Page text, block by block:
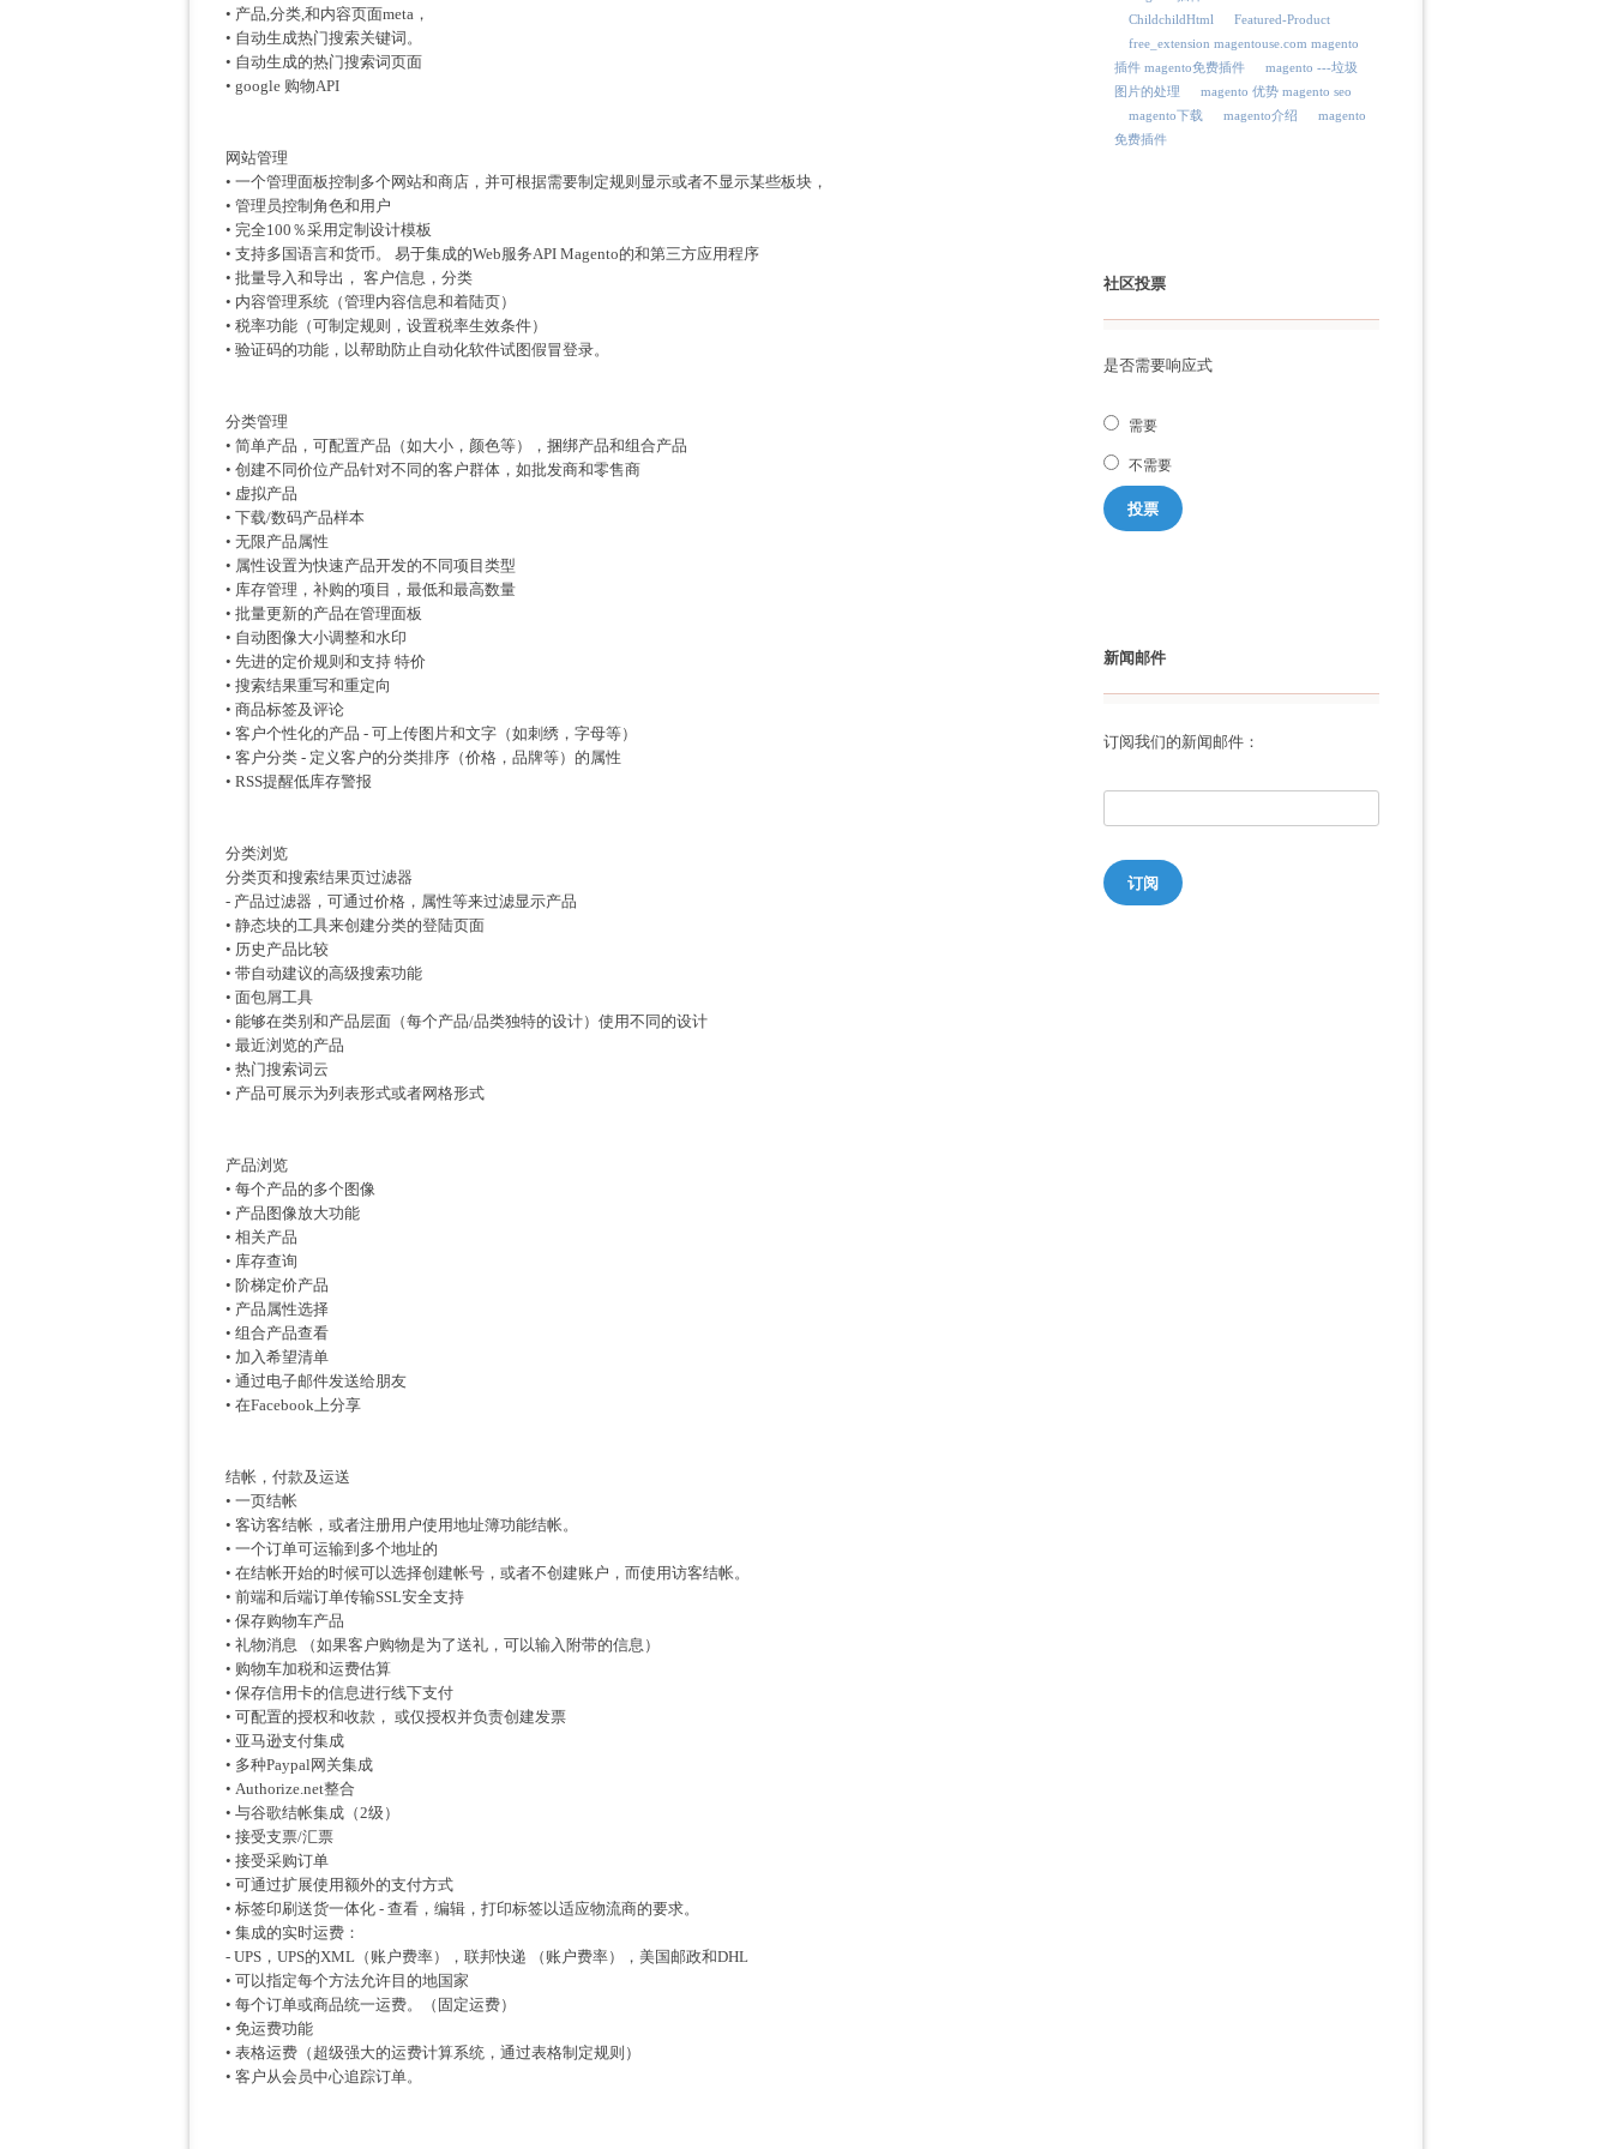
• 产品,分类,和内容页面meta，
• 自动生成热门搜索关键词。
• 自动生成的热门搜索词页面
• google 购物API
网站管理
• 一个管理面板控制多个网站和商店，并可根据需要制定规则显示或者不显示某些板块，
• 管理员控制角色和用户
• 完全100％采用定制设计模板
• 支持多国语言和货币。 易于集成的Web服务API Magento的和第三方应用程序
• 批量导入和导出， 客户信息，分类
• 内容管理系统（管理内容信息和着陆页）
• 税率功能（可制定规则，设置税率生效条件）
• 验证码的功能，以帮助防止自动化软件试图假冒登录。
分类管理
• 简单产品，可配置产品（如大小，颜色等），捆绑产品和组合产品
• 创建不同价位产品针对不同的客户群体，如批发商和零售商
• 虚拟产品
• 下载/数码产品样本
• 无限产品属性
• 属性设置为快速产品开发的不同项目类型
• 库存管理，补购的项目，最低和最高数量
• 批量更新的产品在管理面板
• 自动图像大小调整和水印
• 先进的定价规则和支持 特价
• 搜索结果重写和重定向
• 商品标签及评论
• 客户个性化的产品 - 可上传图片和文字（如刺绣，字母等）
• 客户分类 - 定义客户的分类排序（价格，品牌等）的属性
• RSS提醒低库存警报
分类浏览
分类页和搜索结果页过滤器
- 产品过滤器，可通过价格，属性等来过滤显示产品
• 静态块的工具来创建分类的登陆页面
• 历史产品比较
• 带自动建议的高级搜索功能
• 面包屑工具
• 能够在类别和产品层面（每个产品/品类独特的设计）使用不同的设计
• 最近浏览的产品
• 热门搜索词云
• 产品可展示为列表形式或者网格形式
产品浏览
• 每个产品的多个图像
• 产品图像放大功能
• 相关产品
• 库存查询
• 阶梯定价产品
• 产品属性选择
• 组合产品查看
• 加入希望清单
• 通过电子邮件发送给朋友
• 在Facebook上分享
结帐，付款及运送
• 一页结帐
• 客访客结帐，或者注册用户使用地址簿功能结帐。
• 一个订单可运输到多个地址的
• 在结帐开始的时候可以选择创建帐号，或者不创建账户，而使用访客结帐。
• 前端和后端订单传输SSL安全支持
• 保存购物车产品
• 礼物消息 （如果客户购物是为了送礼，可以输入附带的信息）
• 购物车加税和运费估算
• 保存信用卡的信息进行线下支付
• 可配置的授权和收款， 或仅授权并负责创建发票
• 亚马逊支付集成
• 多种Paypal网关集成
• Authorize.net整合
• 与谷歌结帐集成（2级）
• 接受支票/汇票
• 接受采购订单
• 可通过扩展使用额外的支付方式
• 标签印刷送货一体化 - 查看，编辑，打印标签以适应物流商的要求。
• 集成的实时运费：
- UPS，UPS的XML（账户费率），联邦快递 （账户费率），美国邮政和DHL
• 可以指定每个方法允许目的地国家
• 每个订单或商品统一运费。（固定运费）
• 免运费功能
• 表格运费（超级强大的运费计算系统，通过表格制定规则）
• 客户从会员中心追踪订单。
ChildchildHtml
Featured-Product
free_extension magentouse.com magento
插件 magento免费插件
magento ---垃圾
图片的处理
magento 优势 magento seo
magento下载
magento介绍
magento
免费插件
社区投票
是否需要响应式
需要
不需要
投票
新闻邮件
订阅我们的新闻邮件：
订阅